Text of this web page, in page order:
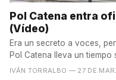
Pol Catena entra
(Vídeo)
Era un secreto a voces,
Pol Catena lleva un
IVÁN TORRALBO — 27 DE